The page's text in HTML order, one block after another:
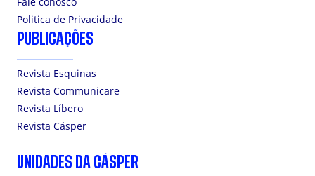
Politica de Privacidade
PUBLICAÇÕES
Revista Esquinas
Revista Communicare
Revista Líbero
Revista Cásper
UNIDADES DA CÁSPER